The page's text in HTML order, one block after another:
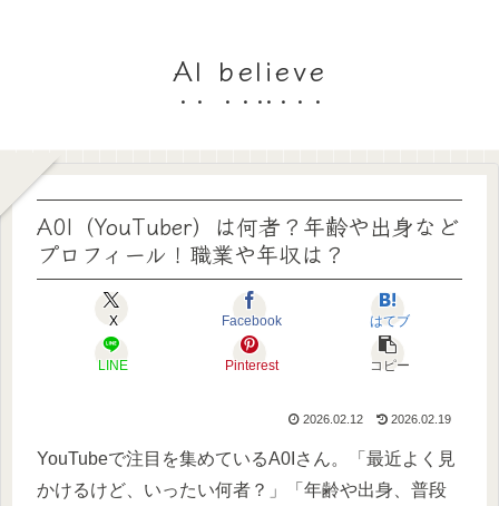
AI believe
A0I（YouTuber）は何者？年齢や出身など
プロフィール！職業や年収は？
X Facebook はてブ
LINE Pinterest コピー
2026.02.12 2026.02.19
YouTubeで注目を集めているA0Iさん。「最近よく見
かけるけど、いったい何者？」「年齢や出身、普段